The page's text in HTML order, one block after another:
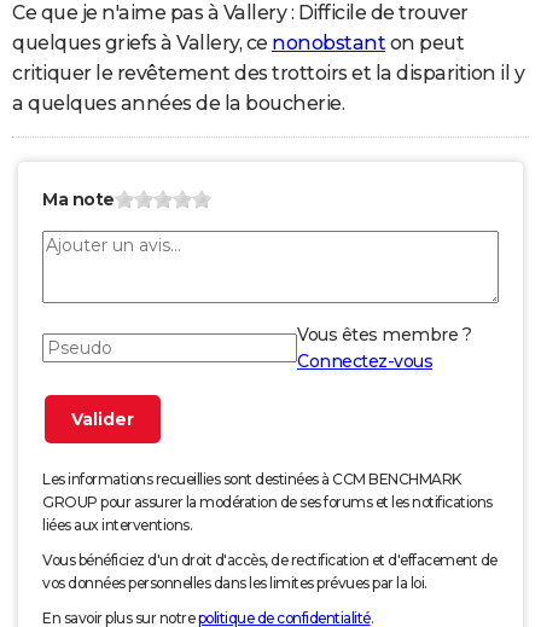
Ce que je n'aime pas à Vallery : Difficile de trouver
quelques griefs à Vallery, ce nonobstant on peut
critiquer le revêtement des trottoirs et la disparition il y
a quelques années de la boucherie.
Ma note
Vous êtes membre ?
Connectez-vous
Les informations recueillies sont destinées à CCM BENCHMARK
GROUP pour assurer la modération de ses forums et les notifications
liées aux interventions.
Vous bénéficiez d'un droit d'accès, de rectification et d'effacement de
vos données personnelles dans les limites prévues par la loi.
En savoir plus sur notrepolitique de confidentialité.